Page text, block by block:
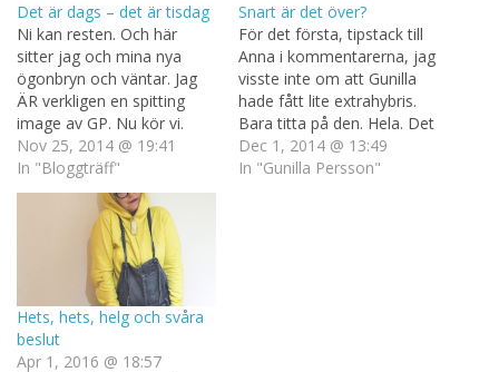
Det är dags – det är tisdag
Ni kan resten. Och här
sitter jag och mina nya
ögonbryn och väntar. Jag
ÄR verkligen en spitting
image av GP. Nu kör vi.
Nov 25, 2014 @ 19:41
In "Bloggträff"
Snart är det över?
För det första, tipstack till
Anna i kommentarerna, jag
visste inte om att Gunilla
hade fått lite extrahybris.
Bara titta på den. Hela. Det
är värt det för man fnissar
jättemycket. Sen undrar
Dec 1, 2014 @ 13:49
In "Gunilla Persson"
Hets, hets, helg och svåra
beslut
Apr 1, 2016 @ 18:57